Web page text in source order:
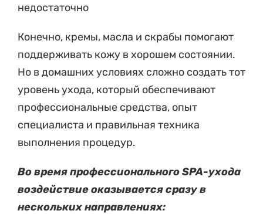
недостаточно
Конечно, кремы, масла и скрабы помогают
поддерживать кожу в хорошем состоянии.
Но в домашних условиях сложно создать тот
уровень ухода, который обеспечивают
профессиональные средства, опыт
специалиста и правильная техника
выполнения процедур.
Во время профессионального SPA-ухода
воздействие оказывается сразу в
нескольких направлениях: